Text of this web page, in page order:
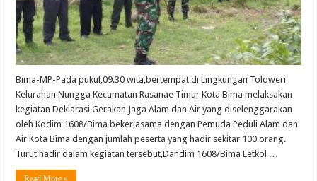
Bima-MP-Pada pukul,09.30 wita,bertempat di Lingkungan Toloweri
Kelurahan Nungga Kecamatan Rasanae Timur Kota Bima melaksakan
kegiatan Deklarasi Gerakan Jaga Alam dan Air yang diselenggarakan
oleh Kodim 1608/Bima bekerjasama dengan Pemuda Peduli Alam dan
Air Kota Bima dengan jumlah peserta yang hadir sekitar 100 orang.
Turut hadir dalam kegiatan tersebut,Dandim 1608/Bima Letkol …
Read More »